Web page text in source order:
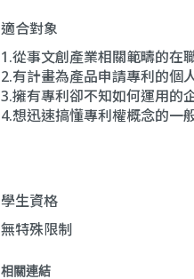
適合對象
1.從事文創產業相關範疇的在
2.有計畫為產品申請專利的個
3.擁有專利卻不知如何運用的
4.想迅速搞懂專利權概念的一
學生資格
無特殊限制
相關連結